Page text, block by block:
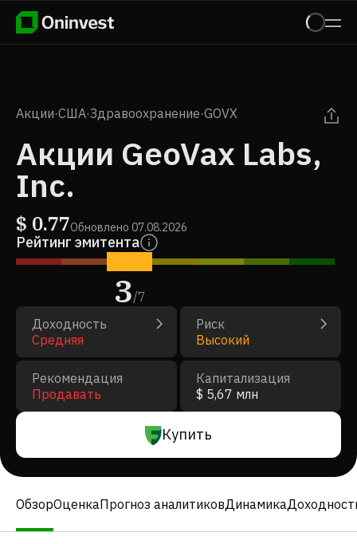
Акции·США·Здравоохранение·GOVX
Акции GeoVax Labs,
Inc.
$ 0.77Обновлено 07.08.2026
Рейтинг эмитента
3/7
Доходность
Средняя
Риск
Высокий
Рекомендация
Продавать
Капитализация
$ 5,67 млн
Купить
ОбзорОценкаПрогноз аналитиковДинамика